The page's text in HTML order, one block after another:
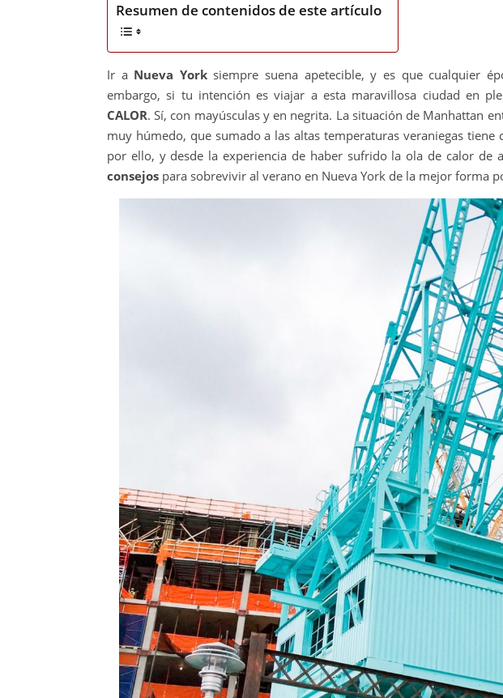
Resumen de contenidos de este artículo
Ir a Nueva Yorksiempre suena apetecible, y es que cualquier
embargo, si tu intención es viajar a esta maravillosa ciudad en
CALOR. Sí, con mayúsculas y en negrita. La situación de Manhattan
muy húmedo, que sumado a las altas temperaturas veraniegas tiene
por ello, y desde la experiencia de haber sufrido la ola de calor de
consejos para sobrevivir al verano en Nueva York de la mejor forma